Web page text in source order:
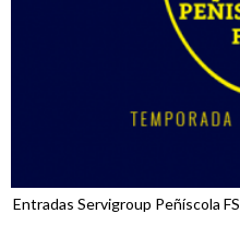
Entradas Servigroup Peñíscola FS